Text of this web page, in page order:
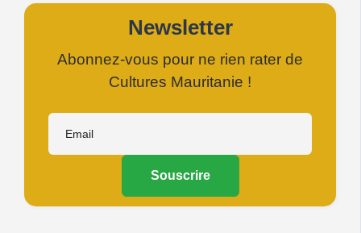
Newsletter
Abonnez-vous pour ne rien rater de
Cultures Mauritanie !
Souscrire